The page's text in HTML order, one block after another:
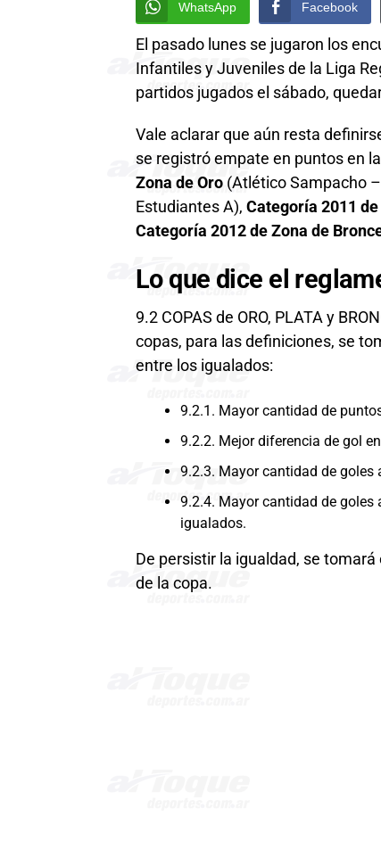
WhatsApp Facebook
El pasado lunes se jugaron los
Infantiles y Juveniles de la Liga
partidos jugados el sábado,
Vale aclarar que aún resta
se registró empate en puntos en
Zona de Oro (Atlético Sampacho
Estudiantes A), Categoría 2011
Categoría 2012 de Zona de
Lo que dice el
9.2 COPAS de ORO, PLATA y
copas, para las definiciones, se
entre los igualados:
9.2.1. Mayor cantidad de
9.2.2. Mejor diferencia de gol
9.2.3. Mayor cantidad de
9.2.4. Mayor cantidad de goles
igualados.
De persistir la igualdad, se
de la copa.